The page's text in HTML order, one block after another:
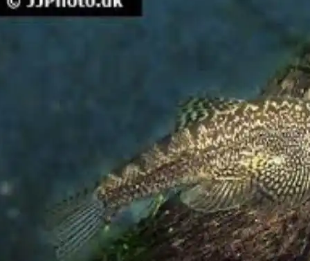
Website informasi ikan hias air tawar terlengkap di